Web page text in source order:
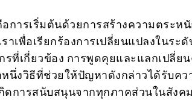
การเริ่มต้นด้วยการสร้างความตระห
าเพื่อเรียกร้องการเปลี่ยนแปลงในระ
รที่เกี่ยวข้อง การพูดคุยและแลกเปลี่ย
นึ่งวิธีที่ช่วยให้ปัญหาดังกล่าวได้รับคว
ดการสนับสนุนจากทุกภาคส่วนในสังคม